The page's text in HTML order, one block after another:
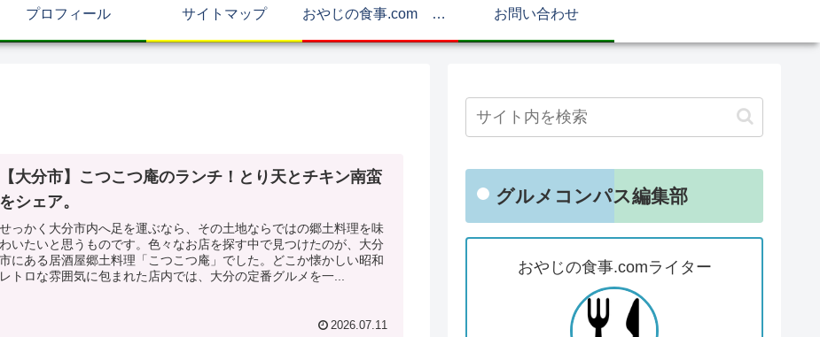
プロフィール サイトマップ おやじの食事.com マップ お問い合わせ
【大分市】こつこつ庵のランチ！とり天とチキン南蛮
をシェア。
せっかく大分市内へ足を運ぶなら、その土地ならではの郷土料理を味
わいたいと思うものです。色々なお店を探す中で見つけたのが、大分
市にある居酒屋郷土料理「こつこつ庵」でした。どこか懐かしい昭和
レトロな雰囲気に包まれた店内では、大分の定番グルメを一...
2026.07.11
グルメコンパス編集部
おやじの食事.comライター